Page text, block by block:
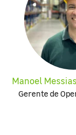
Manoel
Gerente de